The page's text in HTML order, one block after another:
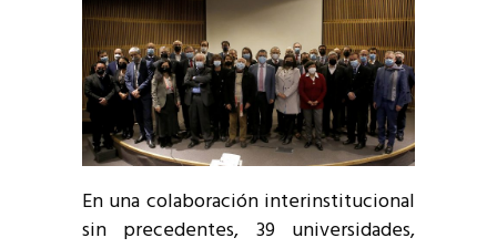
En una colaboración interinstitucional
sin precedentes, 39 universidades,